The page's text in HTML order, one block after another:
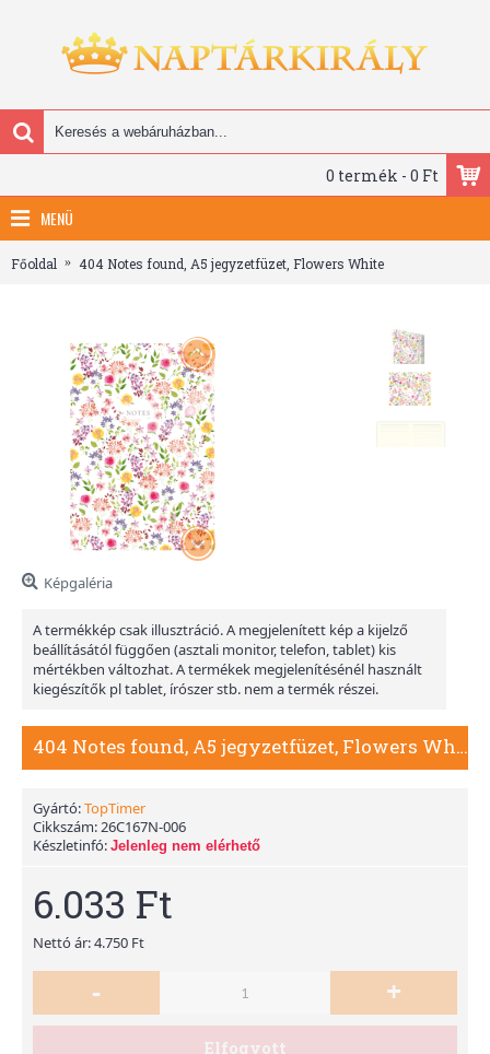
0 termék - 0 Ft
MENÜ
Főoldal 404 Notes found, A5 jegyzetfüzet, Flowers White
Képgaléria
A termékkép csak illusztráció. A megjelenített kép a kijelző
beállításától függően (asztali monitor, telefon, tablet) kis
mértékben változhat. A termékek megjelenítésénél használt
kiegészítők pl tablet, írószer stb. nem a termék részei.
404 Notes found, A5 jegyzetfüzet, Flowers White
Gyártó:TopTimer
Cikkszám:26C167N-006
Készletinfó: Jelenleg nem elérhető
6.033 Ft
Nettó ár: 4.750 Ft
- +
Elfogyott